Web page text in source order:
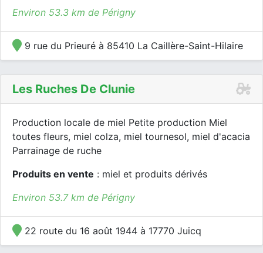
Environ 53.3 km de Périgny
9 rue du Prieuré à 85410 La Caillère-Saint-Hilaire
Les Ruches De Clunie
Production locale de miel Petite production Miel
toutes fleurs, miel colza, miel tournesol, miel d'acacia
Parrainage de ruche
Produits en vente : miel et produits dérivés
Environ 53.7 km de Périgny
22 route du 16 août 1944 à 17770 Juicq